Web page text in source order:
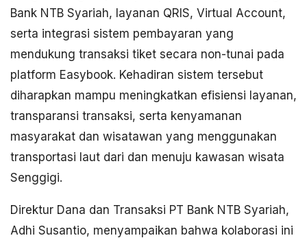
Bank NTB Syariah, layanan QRIS, Virtual Account,
serta integrasi sistem pembayaran yang
mendukung transaksi tiket secara non-tunai pada
platform Easybook. Kehadiran sistem tersebut
diharapkan mampu meningkatkan efisiensi layanan,
transparansi transaksi, serta kenyamanan
masyarakat dan wisatawan yang menggunakan
transportasi laut dari dan menuju kawasan wisata
Senggigi.
Direktur Dana dan Transaksi PT Bank NTB Syariah,
Adhi Susantio, menyampaikan bahwa kolaborasi ini